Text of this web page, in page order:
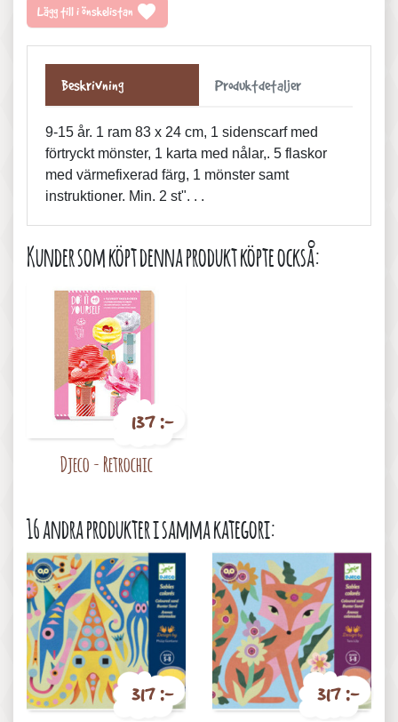
Lägg till i önskelistan favorite
Beskrivning Produktdetaljer
9-15 år. 1 ram 83 x 24 cm, 1 sidenscarf med
förtryckt mönster, 1 karta med nålar,. 5 flaskor
med värmefixerad färg, 1 mönster samt
instruktioner. Min. 2 st". . .
Kunder som köpt denna produkt köpte också:
137 :-
Djeco - Retrochic
16 andra produkter i samma kategori:
317 :- 317 :-